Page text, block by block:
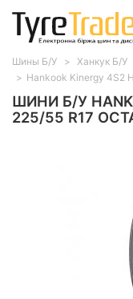
ШИНИ Б/У
225/55 R17
Шины Б/У
Ханкук Б/У
Hankook Kinergy 4S2